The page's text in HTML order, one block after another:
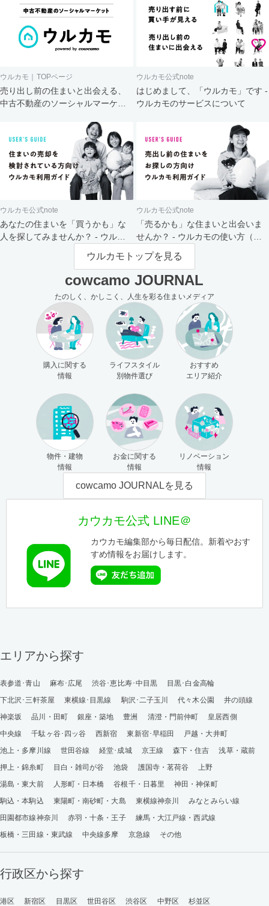
ウルカモ｜TOPページ
売り出し前の住まいと出会える、
中古不動産のソーシャルマーケッ
ウルカモ公式note
はじめまして、「ウルカモ」です -
ウルカモのサービスについて
ウルカモ公式note
あなたの住まいを「買うかも」な
人を探してみませんか？ - ウルカ
ウルカモ公式note
「売るかも」な住まいと出会いま
せんか？ - ウルカモの使い方（買
主さま向け）
ウルカモトップを見る
cowcamo JOURNAL
たのしく、かしこく、人生を彩る住まいメディア
購入に関する
情報
ライフスタイル
別物件選び
おすすめ
エリア紹介
物件・建物
情報
お金に関する
情報
リノベーション
情報
cowcamo JOURNALを見る
カウカモ公式 LINE＠
カウカモ編集部から毎日配信。新着やおす
すめ情報をお届けします。
エリアから探す
表参道･青山 麻布･広尾 渋谷･恵比寿･中目黒
目黒･白金高輪
下北沢･三軒茶屋
東横線･目黒線 駒沢･二子玉川 代々木公園
井の頭線
神楽坂
品川・田町 銀座・築地 豊洲 清澄・門前仲町
皇居西側
中央線
千駄ヶ谷･四ッ谷 西新宿 東新宿･早稲田
戸越・大井町
池上・多摩川線
世田谷線 経堂･成城 京王線 森下・住吉
浅草・蔵前
押上・錦糸町
目白・雑司が谷 池袋 護国寺・茗荷谷
上野
湯島・東大前
人形町・日本橋 谷根千・日暮里
神田・神保町
駒込・本駒込
東陽町・南砂町・大島 東横線神奈川
みなとみらい線
田園都市線神奈川
赤羽・十条・王子
練馬・大江戸線・西武線
板橋・三田線・東武線
中央線多摩 京急線 その他
行政区から探す
港区 新宿区 目黒区 世田谷区 渋谷区 中野区 杉並区